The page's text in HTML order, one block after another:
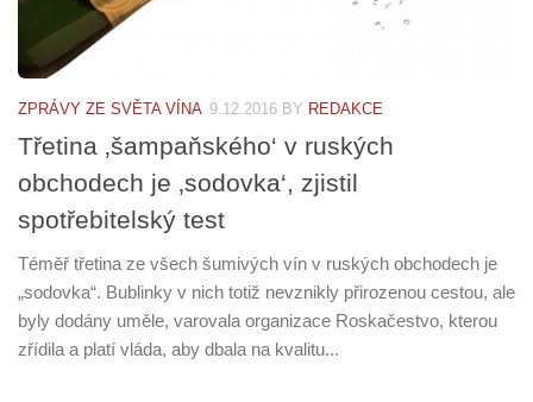
ZPRÁVY ZE SVĚTA VÍNA 9.12.2016 BY REDAKCE
Třetina ‚šampaňského‘ v ruských
obchodech je ‚sodovka‘, zjistil
spotřebitelský test
Téměř třetina ze všech šumivých vín v ruských obchodech je
„sodovka“. Bublinky v nich totiž nevznikly přirozenou cestou, ale
byly dodány uměle, varovala organizace Roskačestvo, kterou
zřídila a platí vláda, aby dbala na kvalitu...